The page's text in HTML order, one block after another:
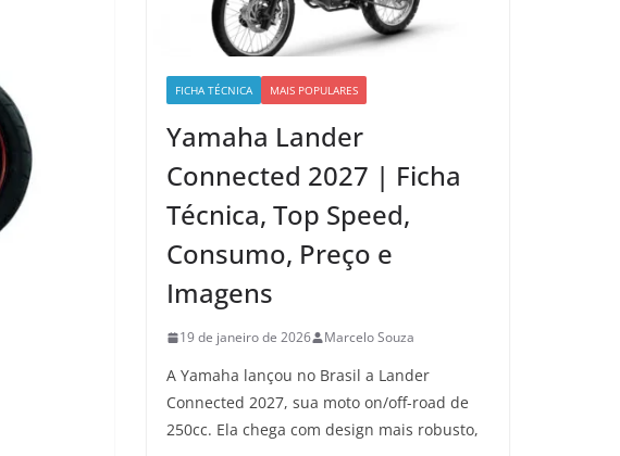
FICHA TÉCNICA MAIS POPULARES
Yamaha Lander
Connected 2027 | Ficha
Técnica, Top Speed,
Consumo, Preço e
Imagens
19 de janeiro de 2026 Marcelo Souza
A Yamaha lançou no Brasil a Lander
Connected 2027, sua moto on/off-road de
250cc. Ela chega com design mais robusto,